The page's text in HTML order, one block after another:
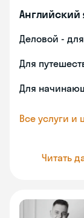
Английский
Деловой -
Для
Для
Все услуги и
Читать